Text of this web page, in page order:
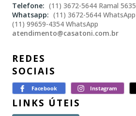
(11) 3672-5644 Ramal 5635
(11) 3672-5644 WhatsApp
(11) 99659-4354 WhatsApp
atendimento@casatoni.com.br
REDES
SOCIAIS
LINKS ÚTEIS